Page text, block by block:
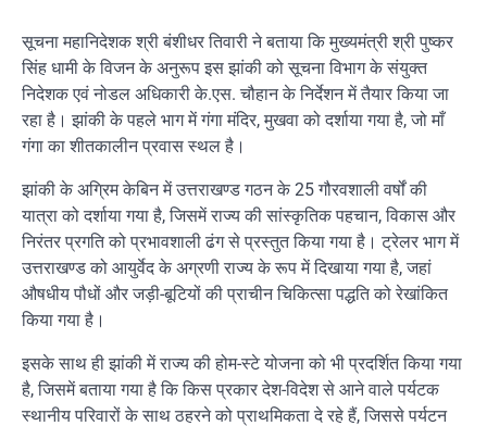
सूचना महानिदेशक श्री बंशीधर तिवारी ने बताया कि मुख्यमंत्री श्री पुष्कर
सिंह धामी के विजन के अनुरूप इस झांकी को सूचना विभाग के संयुक्त
निदेशक एवं नोडल अधिकारी के.एस. चौहान के निर्देशन में तैयार किया जा
रहा है। झांकी के पहले भाग में गंगा मंदिर, मुखवा को दर्शाया गया है, जो माँ
गंगा का शीतकालीन प्रवास स्थल है।
झांकी के अग्रिम केबिन में उत्तराखण्ड गठन के 25 गौरवशाली वर्षों की
यात्रा को दर्शाया गया है, जिसमें राज्य की सांस्कृतिक पहचान, विकास और
निरंतर प्रगति को प्रभावशाली ढंग से प्रस्तुत किया गया है। ट्रेलर भाग में
उत्तराखण्ड को आयुर्वेद के अग्रणी राज्य के रूप में दिखाया गया है, जहां
औषधीय पौधों और जड़ी-बूटियों की प्राचीन चिकित्सा पद्धति को रेखांकित
किया गया है।
इसके साथ ही झांकी में राज्य की होम-स्टे योजना को भी प्रदर्शित किया गया
है, जिसमें बताया गया है कि किस प्रकार देश-विदेश से आने वाले पर्यटक
स्थानीय परिवारों के साथ ठहरने को प्राथमिकता दे रहे हैं, जिससे पर्यटन